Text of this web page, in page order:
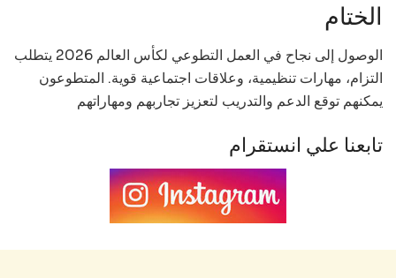
الختام
الوصول إلى نجاح في العمل التطوعي لكأس العالم 2026 يتطلب
التزام، مهارات تنظيمية، وعلاقات اجتماعية قوية. المتطوعون
يمكنهم توقع الدعم والتدريب لتعزيز تجاربهم ومهاراتهم
تابعنا علي انستقرام